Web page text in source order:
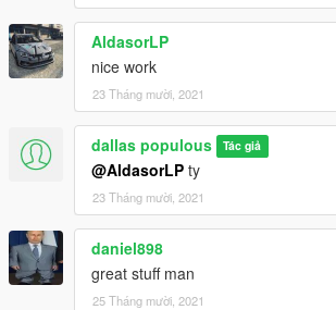
AldasorLP
nice work
23 Tháng mười, 2021
dallas populous Tác giả
@AldasorLP ty
23 Tháng mười, 2021
daniel898
great stuff man
25 Tháng mười, 2021